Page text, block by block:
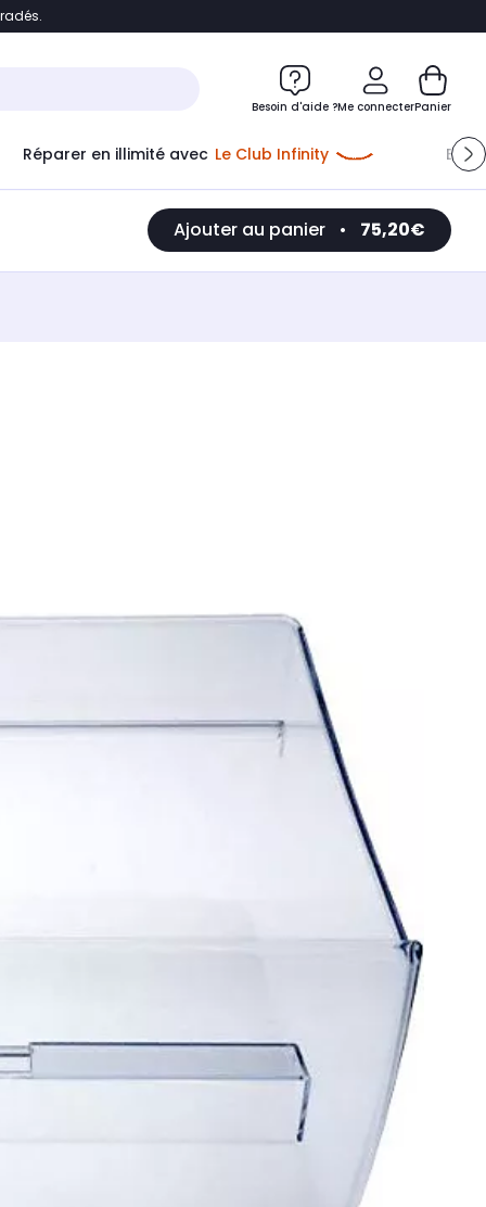
Accéder directement au chatbot
Besoin d'aide ?Me connecterPanier
Réparer en illimité avec Le Club Infinity
Ajouter au panier • 75,20€